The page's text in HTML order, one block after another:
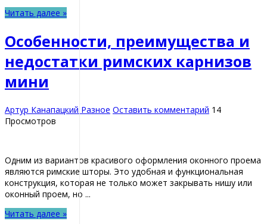
Читать далее »
Особенности, преимущества и
недостатки римских карнизов
мини
Артур Канапацкий Разное Оставить комментарий 14
Просмотров
Одним из вариантов красивого оформления оконного проема
являются римские шторы. Это удобная и функциональная
конструкция, которая не только может закрывать нишу или
оконный проем, но ...
Читать далее »